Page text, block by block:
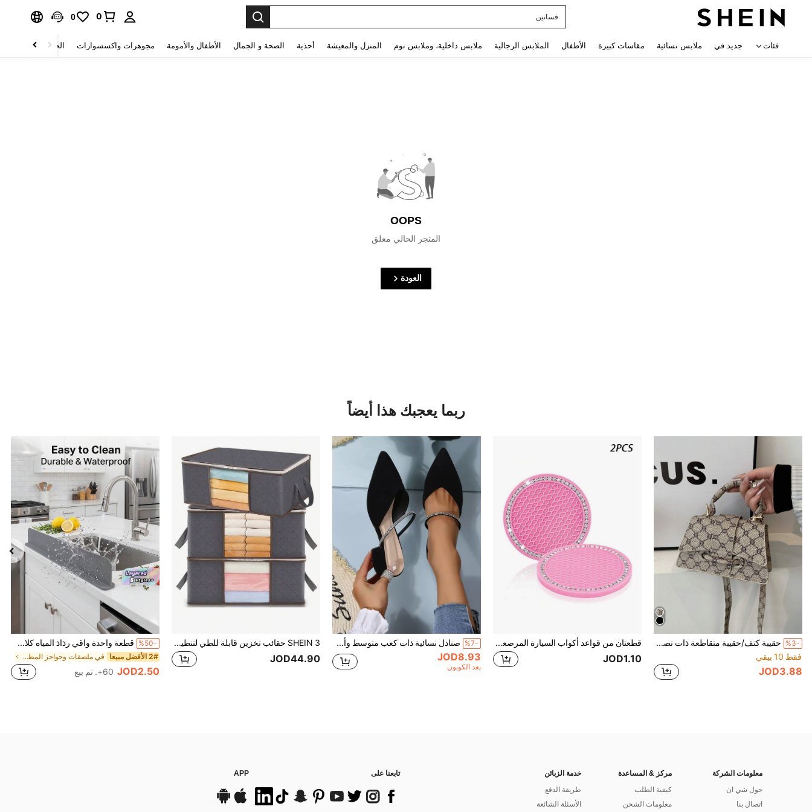
فساتين
0
0
فئات جديد في ملابس نسائية مقاسات كبيرة الأطفال الملابس الرجالية ملابس داخلية، وملابس نوم المنزل والمعيشة أحذية الصحة و الجمال الأطفال والأمومة مجوهرات واكسسوارات الحقائب والأمتعة
OOPS
المتجر الحالي مغلق
العودة
ربما يعجبك هذا أيضاً
%3-
حقيبة كتف/حقيبة متقاطعة ذات تصميم زهري أنيق وعملي للنساء، حقيبة يد صغيرة مربعة الشكل، موضة بسيطة وأنيقة
فقط 10 بيقي
JOD3.88
قطعتان من قواعد أكواب السيارة المرصعة بالراينستون، جذابة للغاية ومضادة للانزلاق وصامتة ومقاومة للحرارة، إكسسوار أساسي لديكور السيارة الداخلي
JOD1.10
%7- صنادل نسائية ذات كعب متوسط وأصبع مدبب للربيع/الصيف 2025، بتصميم فرنسي بدون ظهر ومزينة بالمسامير
JOD8.93
بعد الكوبون
SHEIN 3 حقائب تخزين قابلة للطي لتنظيم المنزل ، حاويات تخزين منزلية للملابس والملاءات والسترات الصوفية والوسائد ، منظم الخزانة
JOD44.90
%50- قطعة واحدة واقي رذاذ المياه كلاسيكي من السيليكون مع كؤوس شفط، حاجز مضاد للماء للمغاسل المنزلية والمختبرية، لغسيل الأطباق والخضروات، متوفر بألوان متعددة، سهل التركيب، يمنع انسكاب المياه ويحمي أسطح العمل، مناسب للاستخدام المنزلي والمهني، حماية أسطح العمل | تصميم كلاسيكي | مرن
2# الأفضل مبيعا في ملصقات وحواجز المطبخ
JOD2.50 60+. تم بيع
معلومات الشركة
حول شي ان
اتصال بنا
مركز & المساعدة
كيفية الطلب
معلومات الشحن
خدمة الزبائن
طريقة الدفع
الأسئلة الشائعة
تابعنا على APP